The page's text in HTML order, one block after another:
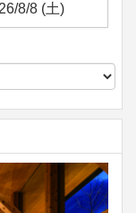
Next